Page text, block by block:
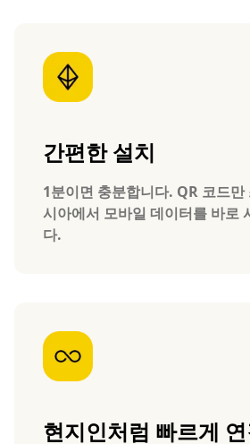
간편한 설치
1분이면 충분합니다. QR 코드만
시아에서 모바일 데이터를 바로
다.
현지인처럼 빠르게